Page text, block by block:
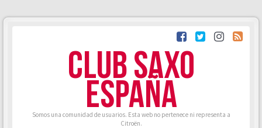
CLUB SAXO
ESPAÑA
Somos una comunidad de usuarios. Esta web no pertenece ni representa a
Citroën.